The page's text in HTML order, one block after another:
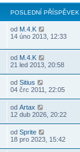
POSLEDNÍ PŘÍSPĚVEK
od M.4.K
14 úno 2013, 12:33
od M.4.K
21 led 2013, 20:58
od Sitius
04 črc 2011, 22:05
od Artax
12 dub 2026, 20:22
od Sprite
18 pro 2023, 15:42